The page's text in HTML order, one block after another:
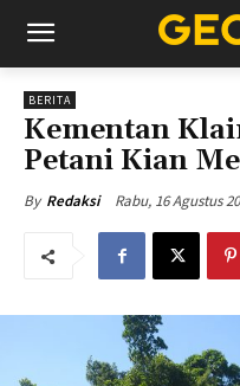
BERITA
Kementan
Petani Kian
By Redaksi Rabu, 16 Agustus